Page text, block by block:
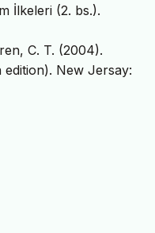
İlkeleri (2. bs.).
C. T. (2004).
New Jersay: